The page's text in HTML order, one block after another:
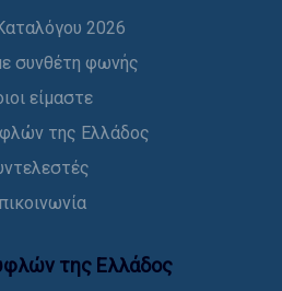
2026
συνθέτη φωνής
είμαστε
της Ελλάδος
της Ελλάδoς